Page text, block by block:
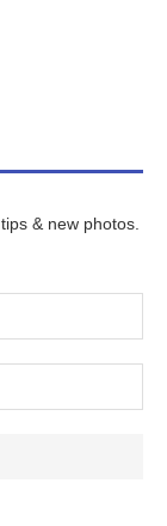
& new photos.